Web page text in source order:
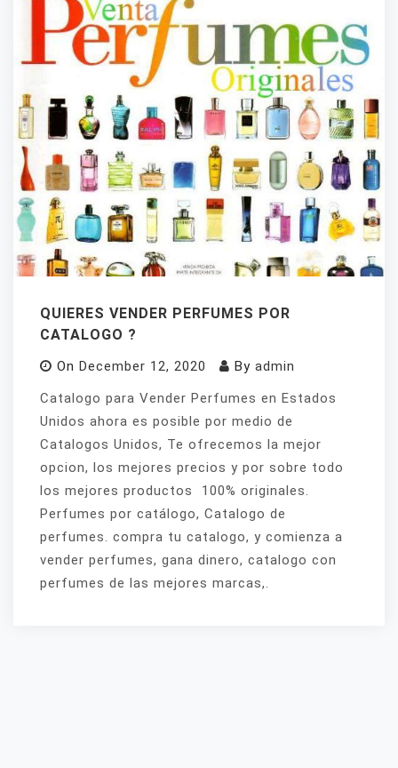
QUIERES VENDER PERFUMES POR
CATALOGO ?
On December 12, 2020 By admin
Catalogo para Vender Perfumes en Estados
Unidos ahora es posible por medio de
Catalogos Unidos, Te ofrecemos la mejor
opcion, los mejores precios y por sobre todo
los mejores productos 100% originales.
Perfumes por catálogo, Catalogo de
perfumes. compra tu catalogo, y comienza a
vender perfumes, gana dinero, catalogo con
perfumes de las mejores marcas,.